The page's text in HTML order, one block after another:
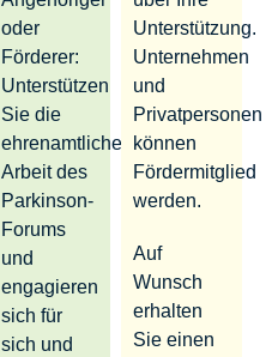
oder
Förderer:
Unterstützen
Sie die
ehrenamtliche
Arbeit des
Parkinson-
Forums
und
engagieren
sich für
sich und
Unterstützung.
Unternehmen
und
Privatpersonen
können
Fördermitglied
werden.
Auf
Wunsch
erhalten
Sie einen